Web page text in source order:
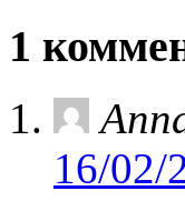
1
16/02/